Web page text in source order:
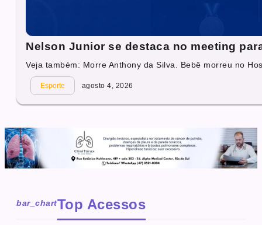
Nelson Junior se destaca no meeting
Veja também: Morre Anthony da Silva. Bebê morreu no
Esporte agosto 4, 2026
bar_chartTop Acessos